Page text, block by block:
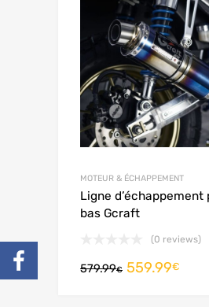
MOTEUR & ÉCHAPPEMENT
Ligne d’échappement
bas Gcraft
(0 reviews)
579.99€ 559.99€